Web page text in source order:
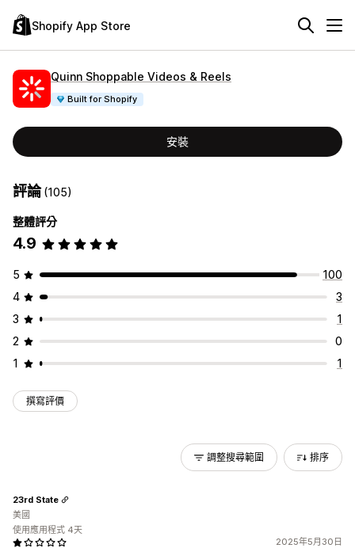
Shopify App Store
Quinn Shoppable Videos & Reels
Built for Shopify
安裝
評論(105)
整體評分
4.9
5
100
4
3
3
1
2
0
1
1
撰寫評價
調整搜尋範圍 排序
2025年5月30日
23rd State
美國
使用應用程式 4天